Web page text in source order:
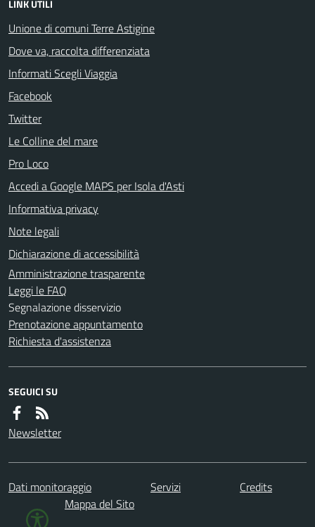
LINK UTILI
Unione di comuni Terre Astigine
Dove va, raccolta differenziata
Informati Scegli Viaggia
Facebook
Twitter
Le Colline del mare
Pro Loco
Accedi a Google MAPS per Isola d'Asti
Informativa privacy
Note legali
Dichiarazione di accessibilità
Amministrazione trasparente
Leggi le FAQ
Segnalazione disservizio
Prenotazione appuntamento
Richiesta d'assistenza
SEGUICI SU
Newsletter
Dati monitoraggio Servizi
Credits
Mappa del Sito